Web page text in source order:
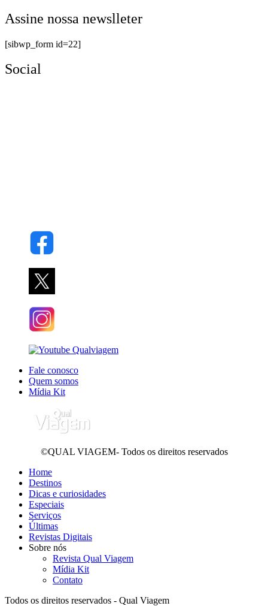
Assine nossa newslleter
[sibwp_form id=22]
Social
Fale conosco
Quem somos
Mídia Kit
©QUAL VIAGEM- Todos os direitos reservados
Home
Destinos
Dicas e curiosidades
Especiais
Serviços
Últimas
Revistas Digitais
Sobre nós
Revista Qual Viagem
Mídia Kit
Contato
Todos os direitos reservados - Qual Viagem